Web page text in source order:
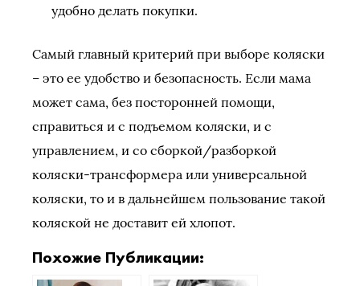
удобно делать покупки.
Самый главный критерий при выборе коляски
– это ее удобство и безопасность. Если мама
может сама, без посторонней помощи,
справиться и с подъемом коляски, и с
управлением, и со сборкой/разборкой
коляски-трансформера или универсальной
коляски, то и в дальнейшем пользование такой
коляской не доставит ей хлопот.
Похожие Публикации: